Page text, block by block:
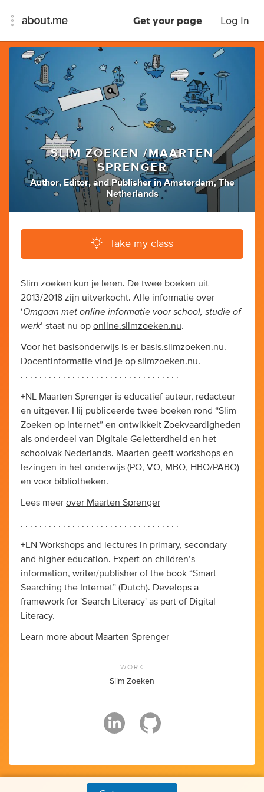
Get your page Log In
SLIM ZOEKEN /MAARTEN
SPRENGER
Author, Editor, and Publisher inAmsterdam, The
Netherlands
Take my class
Slim zoeken kun je leren. De twee boeken uit
2013/2018 zijn uitverkocht. Alle informatie over
‘Omgaan met online informatie voor school, studie of
werk’ staat nu op online.slimzoeken.nu.
Voor het basisonderwijs is er basis.slimzoeken.nu.
Docentinformatie vind je op slimzoeken.nu.
. . . . . . . . . . . . . . . . . . . . . . . . . . . . . . . . . .
+NL Maarten Sprenger is educatief auteur, redacteur
en uitgever. Hij publiceerde twee boeken rond “Slim
Zoeken op internet” en ontwikkelt Zoekvaardigheden
als onderdeel van Digitale Geletterdheid en het
schoolvak Nederlands. Maarten geeft workshops en
lezingen in het onderwijs (PO, VO, MBO, HBO/PABO)
en voor bibliotheken.
Lees meer over Maarten Sprenger
. . . . . . . . . . . . . . . . . . . . . . . . . . . . . . . . . .
+EN Workshops and lectures in primary, secondary
and higher education. Expert on children’s
information, writer/publisher of the book “Smart
Searching the Internet” (Dutch). Develops a
framework for 'Search Literacy' as part of Digital
Literacy.
Learn more about Maarten Sprenger
WORK
Slim Zoeken